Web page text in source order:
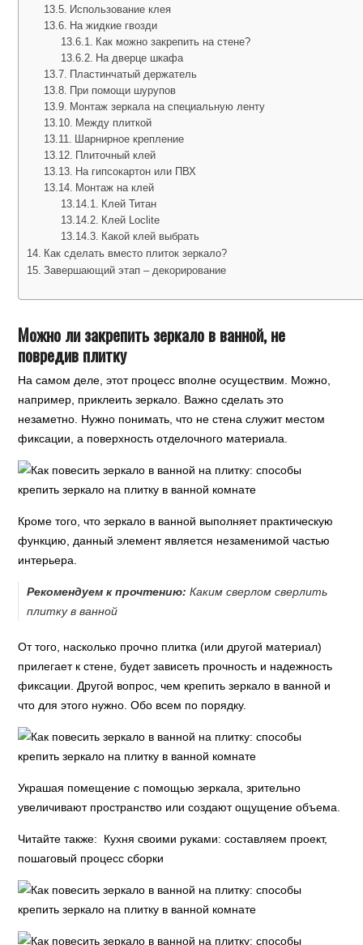
Использование клея
На жидкие гвозди
Как можно закрепить на стене?
На дверце шкафа
Пластинчатый держатель
При помощи шурупов
Монтаж зеркала на специальную ленту
Между плиткой
Шарнирное крепление
Плиточный клей
На гипсокартон или ПВХ
Монтаж на клей
Клей Титан
Клей Loclite
Какой клей выбрать
Как сделать вместо плиток зеркало?
Завершающий этап – декорирование
Можно ли закрепить зеркало в ванной, не
повредив плитку
На самом деле, этот процесс вполне осуществим. Можно,
например, приклеить зеркало. Важно сделать это
незаметно. Нужно понимать, что не стена служит местом
фиксации, а поверхность отделочного материала.
Кроме того, что зеркало в ванной выполняет практическую
функцию, данный элемент является незаменимой частью
интерьера.
Рекомендуем к прочтению: Каким сверлом сверлить
плитку в ванной
От того, насколько прочно плитка (или другой материал)
прилегает к стене, будет зависеть прочность и надежность
фиксации. Другой вопрос, чем крепить зеркало в ванной и
что для этого нужно. Обо всем по порядку.
Украшая помещение с помощью зеркала, зрительно
увеличивают пространство или создают ощущение объема.
Читайте также: Кухня своими руками: составляем проект,
пошаговый процесс сборки